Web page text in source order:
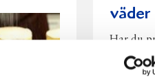
väder
Har du